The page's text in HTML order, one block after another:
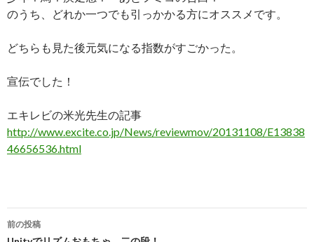
のうち、どれか一つでも引っかかる方にオススメです。
どちらも見た後元気になる指数がすごかった。
宣伝でした！
エキレビの米光先生の記事
http://www.excite.co.jp/News/reviewmov/20131108/E13838
46656536.html
投
前の投稿